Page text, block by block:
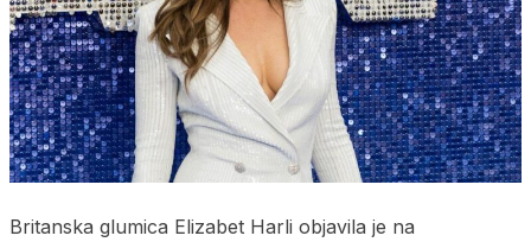
Britanska glumica Elizabet Harli objavila je na